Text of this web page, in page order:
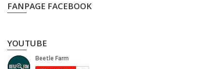
FANPAGE FACEBOOK
YOUTUBE